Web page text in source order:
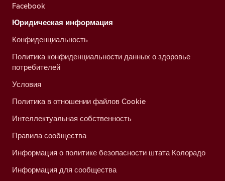
Facebook
Юридическая информация
Конфиденциальность
Политика конфиденциальности данных о здоровье
потребителей
Условия
Политика в отношении файлов Cookie
Интеллектуальная собственность
Правила сообщества
Информация о политике безопасности штата Колорадо
Информация для сообщества